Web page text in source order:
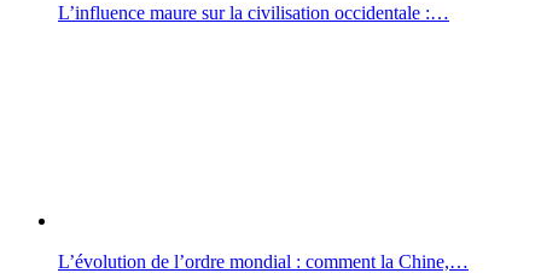
L’influence maure sur la civilisation occidentale :…
L’évolution de l’ordre mondial : comment la Chine,…